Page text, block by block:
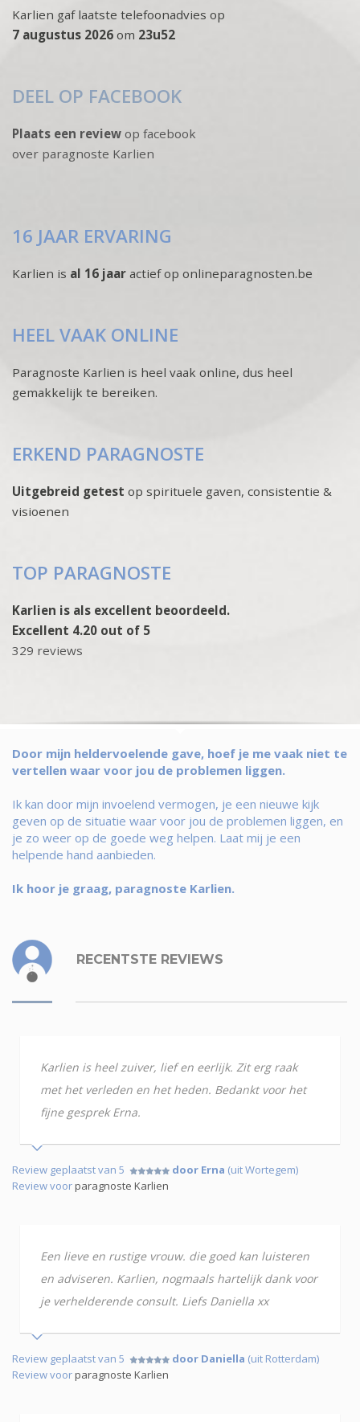
Karlien gaf laatste telefoonadvies op
7 augustus 2026 om 23u52
DEEL OP FACEBOOK
Plaats een review op facebook
over paragnoste Karlien
16 JAAR ERVARING
Karlien is al 16 jaar actief op onlineparagnosten.be
HEEL VAAK ONLINE
Paragnoste Karlien is heel vaak online, dus heel
gemakkelijk te bereiken.
ERKEND PARAGNOSTE
Uitgebreid getest op spirituele gaven, consistentie &
visioenen
TOP PARAGNOSTE
Karlien is als excellent beoordeeld.
Excellent 4.20 out of 5
329 reviews
Door mijn heldervoelende gave, hoef je me vaak niet te
vertellen waar voor jou de problemen liggen.
Ik kan door mijn invoelend vermogen, je een nieuwe kijk
geven op de situatie waar voor jou de problemen liggen, en
je zo weer op de goede weg helpen. Laat mij je een
helpende hand aanbieden.
Ik hoor je graag, paragnoste Karlien.
RECENTSTE REVIEWS
Karlien is heel zuiver, lief en eerlijk. Zit erg raak
met het verleden en het heden. Bedankt voor het
fijne gesprek Erna.
Review geplaatst van 5 door Erna (uit Wortegem)
Review voorparagnoste Karlien
Een lieve en rustige vrouw. die goed kan luisteren
en adviseren. Karlien, nogmaals hartelijk dank voor
je verhelderende consult. Liefs Daniella xx
Review geplaatst van 5 door Daniella (uit Rotterdam)
Review voorparagnoste Karlien